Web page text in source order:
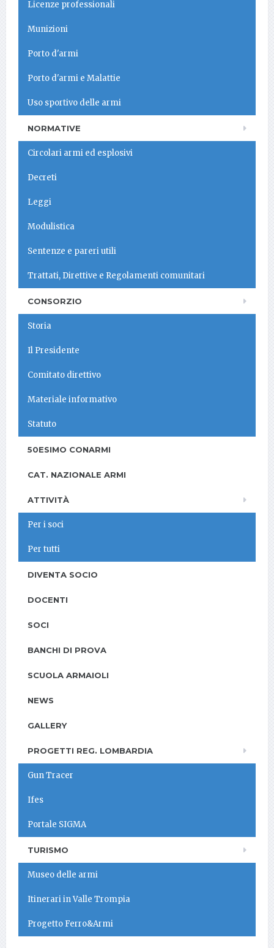
Licenze professionali
Munizioni
Porto d'armi
Porto d'armi e Malattie
Uso sportivo delle armi
NORMATIVE
Circolari armi ed esplosivi
Decreti
Leggi
Modulistica
Sentenze e pareri utili
Trattati, Direttive e Regolamenti comunitari
CONSORZIO
Storia
Il Presidente
Comitato direttivo
Materiale informativo
Statuto
50ESIMO CONARMI
CAT. NAZIONALE ARMI
ATTIVITÀ
Per i soci
Per tutti
DIVENTA SOCIO
DOCENTI
SOCI
BANCHI DI PROVA
SCUOLA ARMAIOLI
NEWS
GALLERY
PROGETTI REG. LOMBARDIA
Gun Tracer
Ifes
Portale SIGMA
TURISMO
Museo delle armi
Itinerari in Valle Trompia
Progetto Ferro&Armi